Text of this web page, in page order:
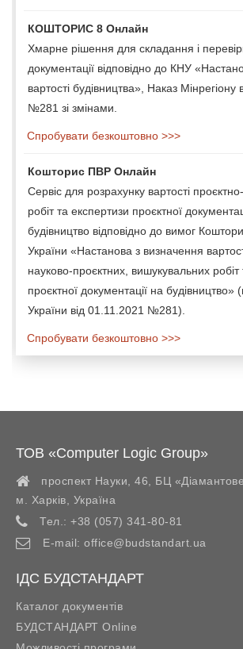
КОШТОРИС 8 Онлайн
Хмарне рішення для складання і
документації відповідно до КНУ
вартості будівництва», Наказ Мінрегіону
№281 зі змінами.
Спробувати безкоштовно >>>
Кошторис ПВР Онлайн
Сервіс для розрахунку вартості
робіт та експертизи проєктної
будівництво відповідно до вимог
України «Настанова з визначення
науково-проєктних, вишукувальних робіт
проєктної документації на будівництво»
України від 01.11.2021 №281).
Спробувати безкоштовно >>>
ТОВ «Computer Logic Group»
проспект Науки, 46, БЦ
м. Харків
Україна
Тел.: +38 (057) 341-80-81
E-mail: office@budstandart.ua
ІДС БУДСТАНДАРТ
Каталог документів
БУДСТАНДАРТ Online